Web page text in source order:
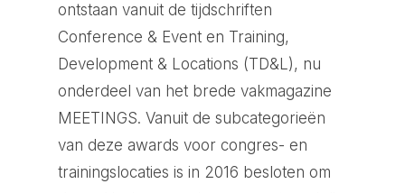
ontstaan vanuit de tijdschriften
Conference & Event en Training,
Development & Locations (TD&L), nu
onderdeel van het brede vakmagazine
MEETINGS. Vanuit de subcategorieën
van deze awards voor congres- en
trainingslocaties is in 2016 besloten om